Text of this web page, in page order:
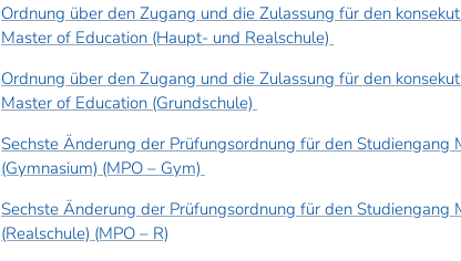
Ordnung über den Zugang und die Zulassung für den
Master of Education (Haupt- und Realschule)
Ordnung über den Zugang und die Zulassung für den
Master of Education (Grundschule)
Sechste Änderung der Prüfungsordnung für den Studiengang
(Gymnasium) (MPO – Gym)
Sechste Änderung der Prüfungsordnung für den Studiengang
(Realschule) (MPO – R)